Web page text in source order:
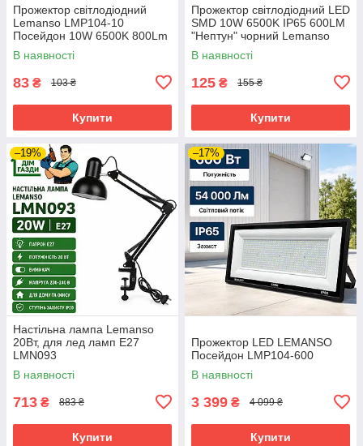
Прожектор світлодіодний
Lemanso LMP104-10
Посейдон 10W 6500K 800Lm
IP65
В наявності
83 ₴ 103 ₴
Купити
Прожектор світлодіодний LED
SMD 10W 6500K IP65 600LM
"Нептун" чорний Lemanso
LMP103-10
В наявності
125 ₴ 155 ₴
Купити
–19%
Настільна лампа Lemanso
20Вт, для лед ламп E27
LMN093
В наявності
713 ₴ 883 ₴
Купити
–17%
Прожектор LED LEMANSO
Посейдон LMP104-600
В наявності
3 399 ₴ 4 099 ₴
Купити